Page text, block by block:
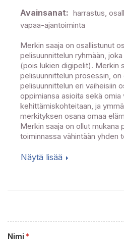
Avainsanat: harrastus,
vapaa-ajantoiminta
Merkin saaja on osallistunut
pelisuunnittelun ryhmään,
(pois lukien digipelit). Merkin
pelisuunnittelun prosessin, on
pelisuunnittelun eri vaiheisiin
oppimiansa asioita sekä omia
kehittämiskohteitaan, ja
merkityksen osana omaa
Merkin saaja on ollut mukana
toiminnassa vähintään yhden
Näytä lisää
Nimi *